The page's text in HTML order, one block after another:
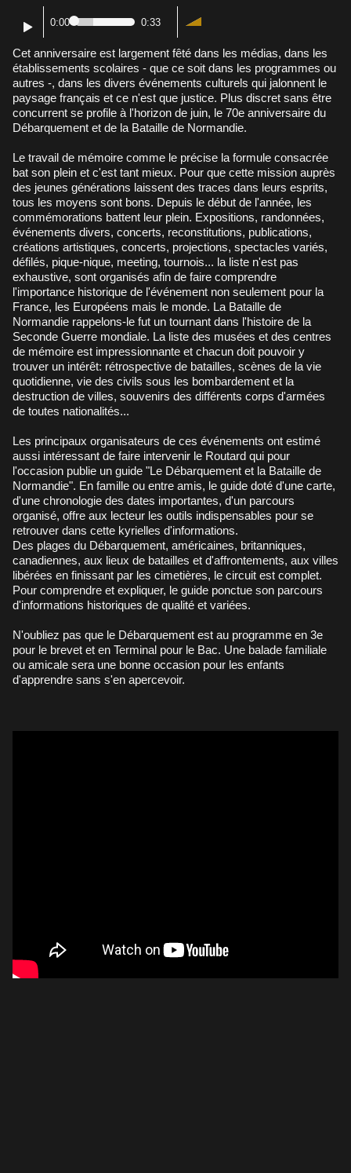
0:00 0:33
Cet anniversaire est largement fêté dans les médias, dans les
établissements scolaires - que ce soit dans les programmes ou
autres -, dans les divers événements culturels qui jalonnent le
paysage français et ce n'est que justice. Plus discret sans être
concurrent se profile à l'horizon de juin, le 70e anniversaire du
Débarquement et de la Bataille de Normandie.
Le travail de mémoire comme le précise la formule consacrée
bat son plein et c'est tant mieux. Pour que cette mission auprès
des jeunes générations laissent des traces dans leurs esprits,
tous les moyens sont bons. Depuis le début de l'année, les
commémorations battent leur plein. Expositions, randonnées,
événements divers, concerts, reconstitutions, publications,
créations artistiques, concerts, projections, spectacles variés,
défilés, pique-nique, meeting, tournois... la liste n'est pas
exhaustive, sont organisés afin de faire comprendre
l'importance historique de l'événement non seulement pour la
France, les Européens mais le monde. La Bataille de
Normandie rappelons-le fut un tournant dans l'histoire de la
Seconde Guerre mondiale. La liste des musées et des centres
de mémoire est impressionnante et chacun doit pouvoir y
trouver un intérêt: rétrospective de batailles, scènes de la vie
quotidienne, vie des civils sous les bombardement et la
destruction de villes, souvenirs des différents corps d'armées
de toutes nationalités...
Les principaux organisateurs de ces événements ont estimé
aussi intéressant de faire intervenir le Routard qui pour
l'occasion publie un guide "Le Débarquement et la Bataille de
Normandie". En famille ou entre amis, le guide doté d'une carte,
d'une chronologie des dates importantes, d'un parcours
organisé, offre aux lecteur les outils indispensables pour se
retrouver dans cette kyrielles d'informations.
Des plages du Débarquement, américaines, britanniques,
canadiennes, aux lieux de batailles et d'affrontements, aux villes
libérées en finissant par les cimetières, le circuit est complet.
Pour comprendre et expliquer, le guide ponctue son parcours
d'informations historiques de qualité et variées.
N'oubliez pas que le Débarquement est au programme en 3e
pour le brevet et en Terminal pour le Bac. Une balade familiale
ou amicale sera une bonne occasion pour les enfants
d'apprendre sans s'en apercevoir.